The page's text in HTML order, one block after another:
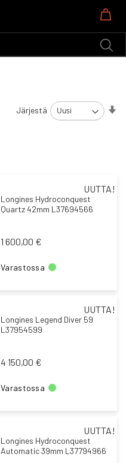
Järjestä
UUTTA!
Longines Hydroconquest
Quartz 42mm L37694566
1 600,00 €
Varastossa
UUTTA!
Longines Legend Diver 59
L37954599
4 150,00 €
Varastossa
UUTTA!
Longines Hydroconquest
Automatic 39mm L37794966